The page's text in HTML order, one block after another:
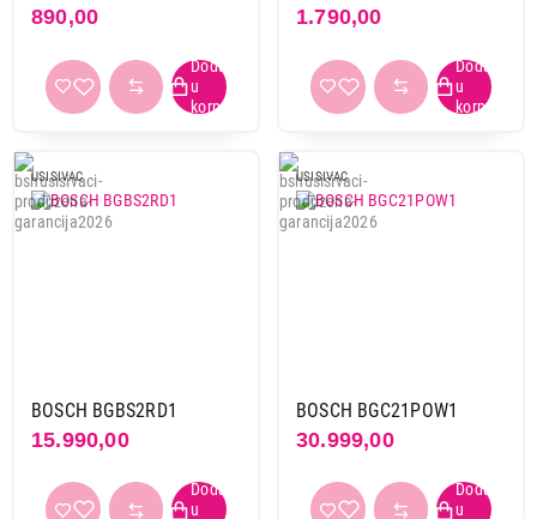
890,00 1.790,00
USISIVAC
BOSCH BGBS2RD1
15.990,00
USISIVAC
BOSCH BGC21POW1
30.999,00